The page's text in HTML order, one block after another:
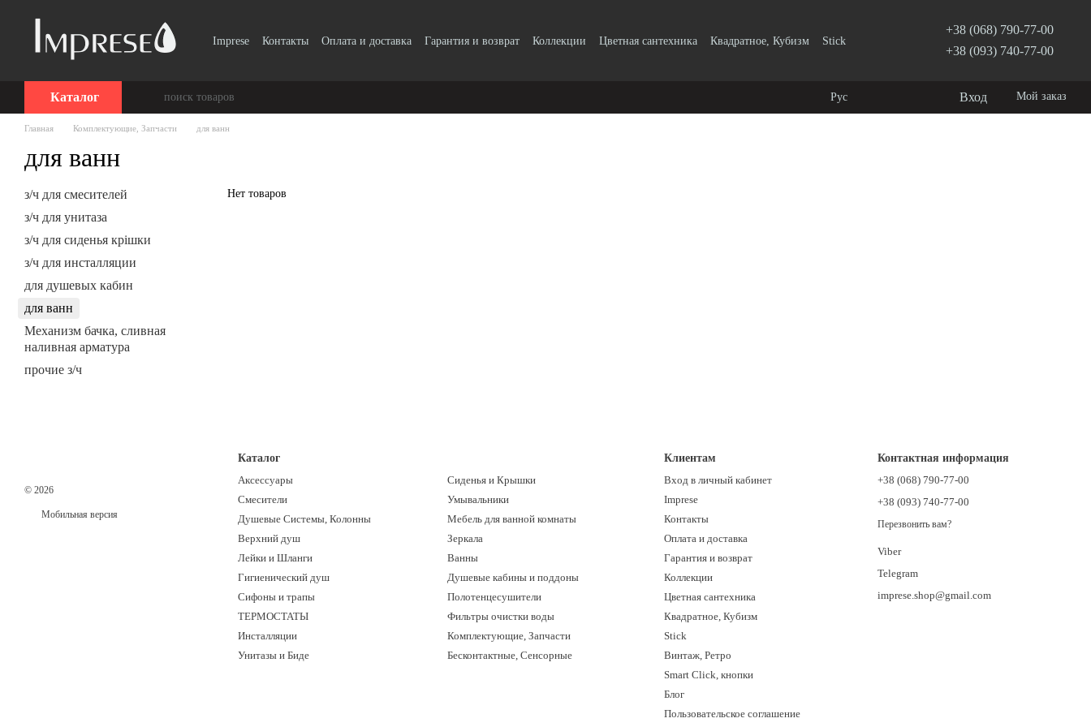
Imprese Контакты Оплата и доставка Гарантия и возврат Коллекции Цветная сантехника Квадратное, Кубизм
Stick
+38 (068) 790-77-00
+38 (093) 740-77-00
Каталог Рус Вход Мой заказ
Главная Комплектующие, Запчасти для ванн
для ванн
Нет товаров
з/ч для смесителей
з/ч для унитаза
з/ч для сиденья крішки
з/ч для инсталляции
для душевых кабин
для ванн
Механизм бачка, сливная
наливная арматура
прочие з/ч
© 2026
Мобильная версия
Каталог
Аксессуары
Смесители
Душевые Системы, Колонны
Верхний душ
Лейки и Шланги
Гигиенический душ
Сифоны и трапы
ТЕРМОСТАТЫ
Инсталляции
Унитазы и Биде
Сиденья и Крышки
Умывальники
Мебель для ванной комнаты
Зеркала
Ванны
Душевые кабины и поддоны
Полотенцесушители
Фильтры очистки воды
Комплектующие, Запчасти
Бесконтактные, Сенсорные
Клиентам
Вход в личный кабинет
Imprese
Контакты
Оплата и доставка
Гарантия и возврат
Коллекции
Цветная сантехника
Квадратное, Кубизм
Stick
Винтаж, Ретро
Smart Click, кнопки
Блог
Пользовательское соглашение
Контактная информация
+38 (068) 790-77-00
+38 (093) 740-77-00
Перезвонить вам?
Viber
Telegram
imprese.shop@gmail.com